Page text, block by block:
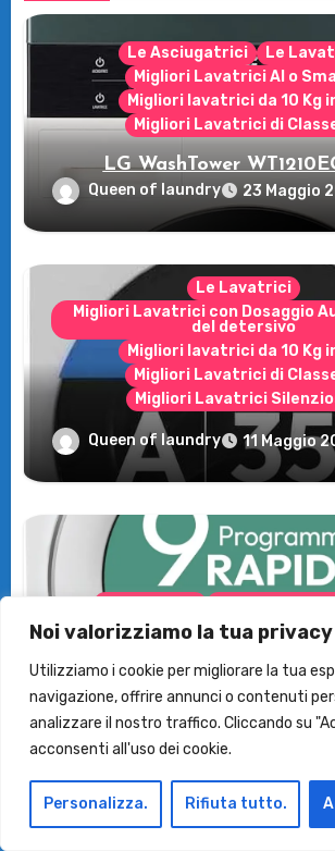
Noi valorizziamo la tua privacy
Utilizziamo i cookie per migliorare la tua
navigazione, offrire annunci o contenuti
analizzare il nostro traffico. Cliccando su
acconsenti all'uso dei cookie.
Personalizza. Rifiuta tutto.
Le Asciugatrici
Le
Migliori Lavatrici AI o
Migliori lavatrici da 10 Kg
Migliori Lavatrici di
LG WashTower
rivoluzione intelligente per il
Queen of laundry 23 Maggio
Le Lavatrici
Migliori Lavatrici con Dosaggio
del detersivo
Migliori lavatrici da 10 Kg
Migliori Lavatrici di
Migliori Lavatrici
Recensione della Lavatrice
MultiWash: Innovazione e
casa tua!
Queen of laundry 11 Maggio
Lavatrice Candy 7 Kg Rapidò
Smart e Superconveniente! In
Amazon
Queen of laundry 30 Marzo